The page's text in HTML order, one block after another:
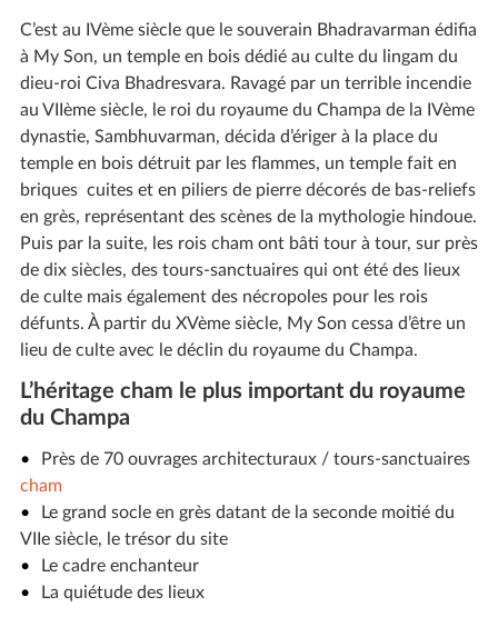
C’est au IVème siècle que le souverain Bhadravarman édifia
à My Son, un temple en bois dédié au culte du lingam du
dieu-roi Civa Bhadresvara. Ravagé par un terrible incendie
au VIIème siècle, le roi du royaume du Champa de la IVème
dynastie, Sambhuvarman, décida d’ériger à la place du
temple en bois détruit par les flammes, un temple fait en
briques cuites et en piliers de pierre décorés de bas-reliefs
en grès, représentant des scènes de la mythologie hindoue.
Puis par la suite, les rois cham ont bâti tour à tour, sur près
de dix siècles, des tours-sanctuaires qui ont été des lieux
de culte mais également des nécropoles pour les rois
défunts. À partir du XVème siècle, My Son cessa d’être un
lieu de culte avec le déclin du royaume du Champa.
L’héritage cham le plus important du royaume
du Champa
Près de 70 ouvrages architecturaux / tours-sanctuaires
cham
Le grand socle en grès datant de la seconde moitié du
VIIe siècle, le trésor du site
Le cadre enchanteur
La quiétude des lieux